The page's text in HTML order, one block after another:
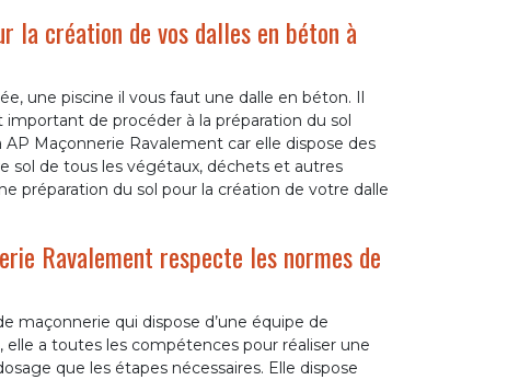
la création de vos dalles en béton à
une piscine il vous faut une dalle en béton. Il
de procéder à la préparation du sol
Maçonnerie Ravalement car elle dispose des
sol de tous les végétaux, déchets et autres
préparation du sol pour la création de votre dalle
Ravalement respecte les normes de
maçonnerie qui dispose d’une équipe de
a toutes les compétences pour réaliser une
que les étapes nécessaires. Elle dispose